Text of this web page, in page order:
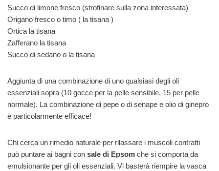
Succo di limone fresco (strofinare sulla zona interessata)
Origano fresco o timo ( la tisana )
Ortica la tisana
Zafferano la tisana
Succo di sedano o la tisana
Aggiunta di una combinazione di uno qualsiasi degli oli
essenziali sopra (10 gocce per la pelle sensibile, 15 per pelle
normale). La combinazione di pepe o di senape e olio di ginepro
è particolarmente efficace!
Chi cerca un rimedio naturale per rilassare i muscoli contratti
può puntare ai bagni con sale di Epsom che si comporta da
emulsionante per gli oli essenziali. Vi basterà riempire la vasca